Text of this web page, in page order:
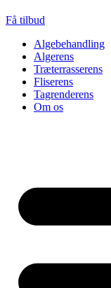
Få tilbud
Algebehandling
Algerens
Træterrasserens
Fliserens
Tagrenderens
Om os